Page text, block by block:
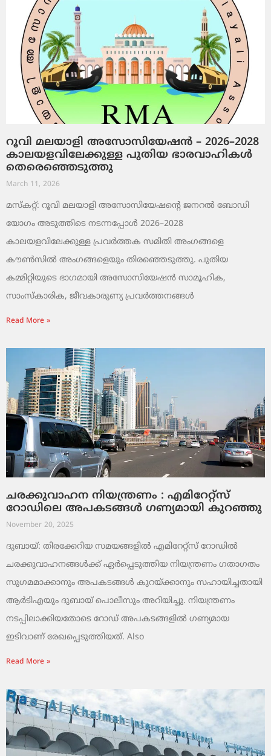
റൂവി മലയാളി അസോസിയേഷൻ – 2026–2028
കാലയളവിലേക്കുള്ള പുതിയ ഭാരവാഹികൾ
തെരെഞ്ഞെടുത്തു
March 11, 2026
മസ്കറ്റ്: റൂവി മലയാളി അസോസിയേഷന്റെ ജനറൽ ബോഡി
യോഗം അടുത്തിടെ നടന്നപ്പോൾ 2026–2028
കാലയളവിലേക്കുള്ള പ്രവർത്തക സമിതി അംഗങ്ങളെ
കൗൺസിൽ അംഗങ്ങളെയും തിരഞ്ഞെടുത്തു. പുതിയ
കമ്മിറ്റിയുടെ ഭാഗമായി അസോസിയേഷൻ സാമൂഹിക,
സാംസ്‌കാരിക, ജീവകാരുണ്യ പ്രവർത്തനങ്ങൾ
Read More »
ചരക്കുവാഹന നിയന്ത്രണം : എമിറേറ്റ്സ്
റോഡിലെ അപകടങ്ങൾ ഗണ്യമായി കുറഞ്ഞു
November 20, 2025
ദുബായ്: തിരക്കേറിയ സമയങ്ങളിൽ എമിറേറ്റ്സ് റോഡിൽ
ചരക്കുവാഹനങ്ങൾക്ക് ഏർപ്പെടുത്തിയ നിയന്ത്രണം ഗതാഗതം
സുഗമമാക്കാനും അപകടങ്ങൾ കുറയ്ക്കാനും സഹായിച്ചതായി
ആർടിഎയും ദുബായ് പൊലീസും അറിയിച്ചു. നിയന്ത്രണം
നടപ്പിലാക്കിയതോടെ റോഡ് അപകടങ്ങളിൽ ഗണ്യമായ
ഇടിവാണ് രേഖപ്പെടുത്തിയത്. Also
Read More »